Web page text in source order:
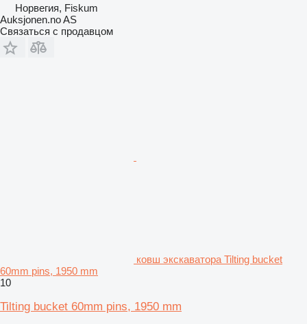
Норвегия, Fiskum
Auksjonen.no AS
Связаться с продавцом
ковш экскаватора Tilting bucket
60mm pins, 1950 mm
10
Tilting bucket 60mm pins, 1950 mm